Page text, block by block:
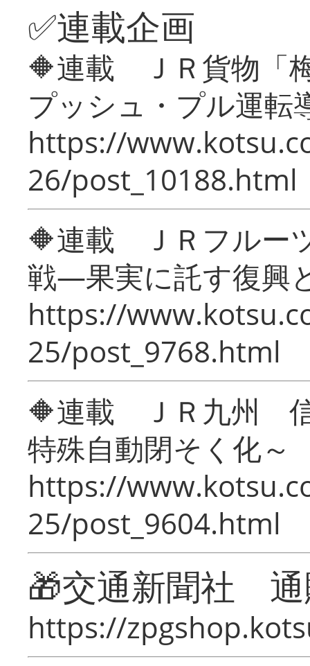
✅連載企画
🔶連載 ＪＲ貨物「
プッシュ・プル運転
https://
26/post_10188.html
🔶連載 ＪＲフルー
戦―果実に託す復興
https://
25/post_9768.html
🔶連載 ＪＲ九州 信
特殊自動閉そく化～
https://
25/post_9604.html
🎁交通新聞社
https://